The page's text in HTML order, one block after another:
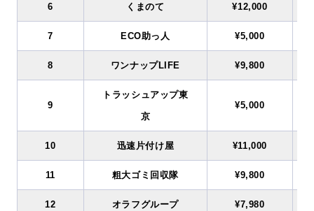
6 くまのて ¥12,000
7 ECO助っ人 ¥5,000
8 ワンナップLIFE ¥9,800
9
トラッシュアップ東
京
¥5,000
10 迅速片付け屋 ¥11,000
11 粗大ゴミ回収隊 ¥9,800
12 オラフグループ ¥7,980